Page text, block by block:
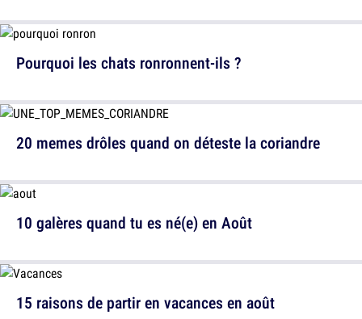
Pourquoi les chats ronronnent-ils ?
10 galères quand tu es né(e) en Août
20 memes drôles quand on déteste la coriandre
15 raisons de partir en vacances en août